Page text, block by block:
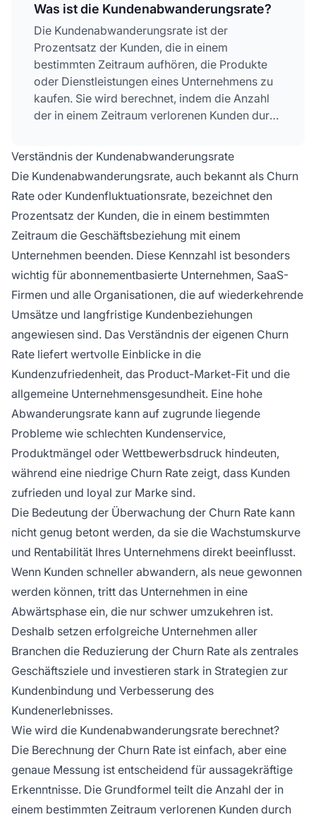
Was ist die Kundenabwanderungsrate?
Die Kundenabwanderungsrate ist der
Prozentsatz der Kunden, die in einem
bestimmten Zeitraum aufhören, die Produkte
oder Dienstleistungen eines Unternehmens zu
kaufen. Sie wird berechnet, indem die Anzahl
der in einem Zeitraum verlorenen Kunden durch
Zeitraums geteilt und das Ergebnis mit 100
multipliziert wird.
Verständnis der Kundenabwanderungsrate
Die Kundenabwanderungsrate, auch bekannt als Churn
Rate oder Kundenfluktuationsrate, bezeichnet den
Prozentsatz der Kunden, die in einem bestimmten
Zeitraum die Geschäftsbeziehung mit einem
Unternehmen beenden. Diese Kennzahl ist besonders
wichtig für abonnementbasierte Unternehmen, SaaS-
Firmen und alle Organisationen, die auf wiederkehrende
Umsätze und langfristige Kundenbeziehungen
angewiesen sind. Das Verständnis der eigenen Churn
Rate liefert wertvolle Einblicke in die
Kundenzufriedenheit, das Product-Market-Fit und die
allgemeine Unternehmensgesundheit. Eine hohe
Abwanderungsrate kann auf zugrunde liegende
Probleme wie schlechten Kundenservice,
Produktmängel oder Wettbewerbsdruck hindeuten,
während eine niedrige Churn Rate zeigt, dass Kunden
zufrieden und loyal zur Marke sind.
Die Bedeutung der Überwachung der Churn Rate kann
nicht genug betont werden, da sie die Wachstumskurve
und Rentabilität Ihres Unternehmens direkt beeinflusst.
Wenn Kunden schneller abwandern, als neue gewonnen
werden können, tritt das Unternehmen in eine
Abwärtsphase ein, die nur schwer umzukehren ist.
Deshalb setzen erfolgreiche Unternehmen aller
Branchen die Reduzierung der Churn Rate als zentrales
Geschäftsziele und investieren stark in Strategien zur
Kundenbindung und Verbesserung des
Kundenerlebnisses.
Wie wird die Kundenabwanderungsrate berechnet?
Die Berechnung der Churn Rate ist einfach, aber eine
genaue Messung ist entscheidend für aussagekräftige
Erkenntnisse. Die Grundformel teilt die Anzahl der in
einem bestimmten Zeitraum verlorenen Kunden durch